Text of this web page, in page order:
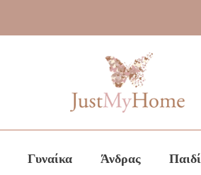
Γυναίκα Άνδρας Παιδί